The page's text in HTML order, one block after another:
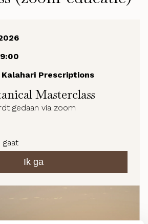
Kalahari Prescriptions
Masterclass
gedaan via zoom
gaat
Ik ga